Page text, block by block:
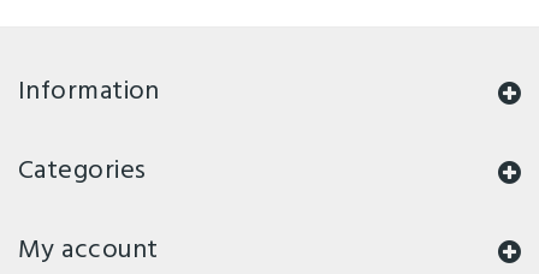
Information
Categories
My account